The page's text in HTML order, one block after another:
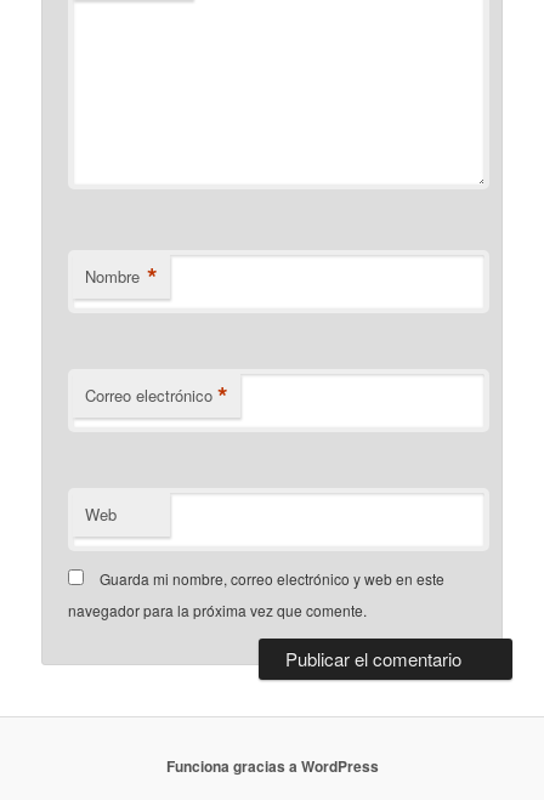
Nombre *
Correo electrónico *
Web
Guarda mi nombre, correo electrónico y web en este
navegador para la próxima vez que comente.
Funciona gracias a WordPress